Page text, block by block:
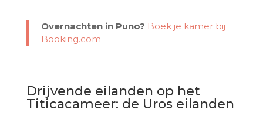
Overnachten in Puno? Boek je kamer bij
Booking.com
Drijvende eilanden op het
Titicacameer: de Uros eilanden